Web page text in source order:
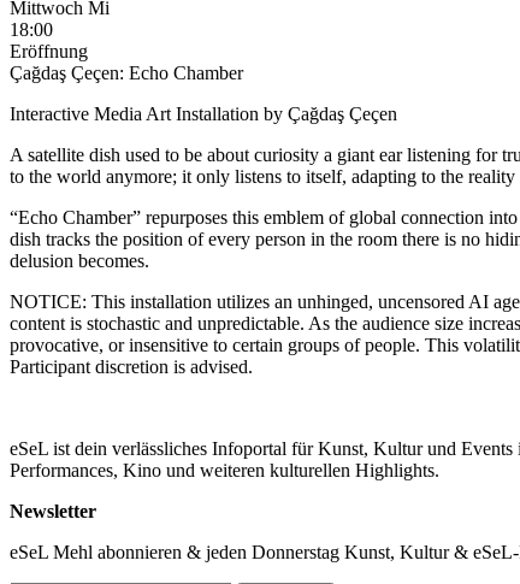
Mittwoch Mi
18:00
Eröffnung
Çağdaş Çeçen: Echo Chamber
Interactive Media Art Installation by Çağdaş Çeçen
A satellite dish used to be about curiosity a giant ear listening for
to the world anymore; it only listens to itself, adapting to the reality
“Echo Chamber” repurposes this emblem of global connection
dish tracks the position of every person in the room there is no
delusion becomes.
NOTICE: This installation utilizes an unhinged, uncensored AI
content is stochastic and unpredictable. As the audience size
provocative, or insensitive to certain groups of people. This
Participant discretion is advised.
eSeL ist dein verlässliches Infoportal für Kunst, Kultur und
Performances, Kino und weiteren kulturellen Highlights.
Newsletter
eSeL Mehl abonnieren & jeden Donnerstag Kunst, Kultur &